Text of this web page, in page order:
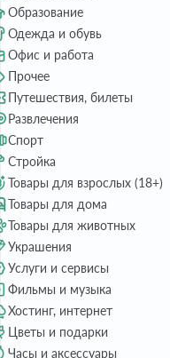
Образование
Одежда и обувь
Офис и работа
Прочее
Путешествия, билеты
Развлечения
Спорт
Стройка
Товары для взрослых (18+)
Товары для дома
Товары для животных
Украшения
Услуги и сервисы
Фильмы и музыка
Хостинг, интернет
Цветы и подарки
Часы и аксессуары